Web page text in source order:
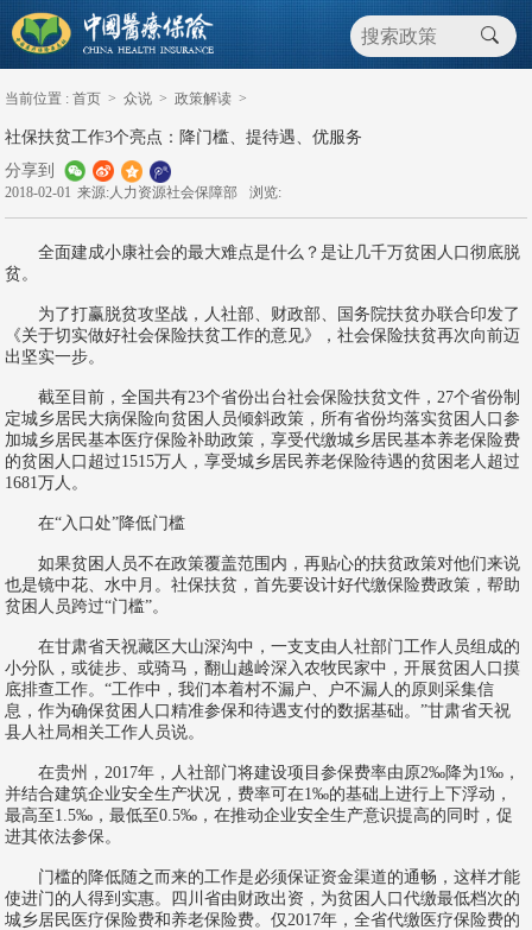
当前位置 : 首页 > 众说 > 政策解读 >
社保扶贫工作3个亮点：降门槛、提待遇、优服务
分享到
2018-02-01 来源:人力资源社会保障部 浏览:
全面建成小康社会的最大难点是什么？是让几千万贫困人口彻底脱
贫。
为了打赢脱贫攻坚战，人社部、财政部、国务院扶贫办联合印发了
《关于切实做好社会保险扶贫工作的意见》，社会保险扶贫再次向前迈
出坚实一步。
截至目前，全国共有23个省份出台社会保险扶贫文件，27个省份制
定城乡居民大病保险向贫困人员倾斜政策，所有省份均落实贫困人口参
加城乡居民基本医疗保险补助政策，享受代缴城乡居民基本养老保险费
的贫困人口超过1515万人，享受城乡居民养老保险待遇的贫困老人超过
1681万人。
在“入口处”降低门槛
如果贫困人员不在政策覆盖范围内，再贴心的扶贫政策对他们来说
也是镜中花、水中月。社保扶贫，首先要设计好代缴保险费政策，帮助
贫困人员跨过“门槛”。
在甘肃省天祝藏区大山深沟中，一支支由人社部门工作人员组成的
小分队，或徒步、或骑马，翻山越岭深入农牧民家中，开展贫困人口摸
底排查工作。“工作中，我们本着村不漏户、户不漏人的原则采集信
息，作为确保贫困人口精准参保和待遇支付的数据基础。”甘肃省天祝
县人社局相关工作人员说。
在贵州，2017年，人社部门将建设项目参保费率由原2‰降为1‰，
并结合建筑企业安全生产状况，费率可在1‰的基础上进行上下浮动，
最高至1.5‰，最低至0.5‰，在推动企业安全生产意识提高的同时，促
进其依法参保。
门槛的降低随之而来的工作是必须保证资金渠道的通畅，这样才能
使进门的人得到实惠。四川省由财政出资，为贫困人口代缴最低档次的
城乡居民医疗保险费和养老保险费。仅2017年，全省代缴医疗保险费的